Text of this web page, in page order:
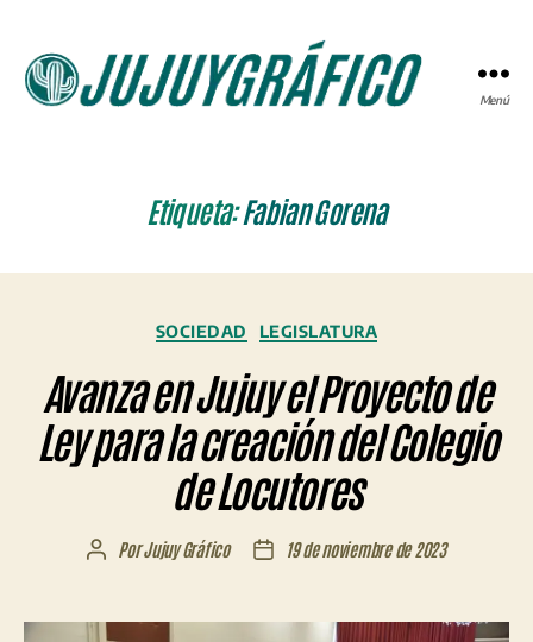
Menú
Etiqueta:Fabian Gorena
Categorías
SOCIEDAD LEGISLATURA
Avanza en Jujuy el Proyecto de
Ley para la creación del Colegio
de Locutores
Autor
entrada
PorJujuy Gráfico
Fecha
entrada
19 de noviembre de 2023